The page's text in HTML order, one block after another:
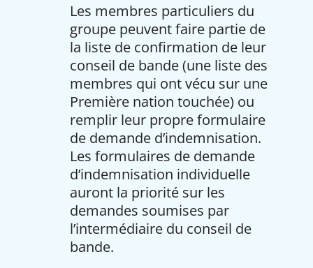
Les membres particuliers du
groupe peuvent faire partie de
la liste de confirmation de leur
conseil de bande (une liste des
membres qui ont vécu sur une
Première nation touchée) ou
remplir leur propre formulaire
de demande d’indemnisation.
Les formulaires de demande
d’indemnisation individuelle
auront la priorité sur les
demandes soumises par
l’intermédiaire du conseil de
bande.